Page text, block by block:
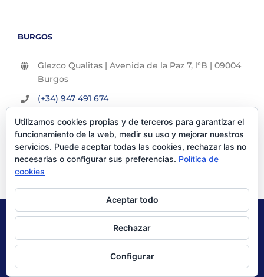
BURGOS
Glezco Qualitas | Avenida de la Paz 7, l°B | 09004
Burgos
(+34) 947 491 674
info@glezco.com
© Glezco Asesores y Consultores 2019 | Todos los derechos
Politica de Privacidad
X LinkedInYouTube
Utilizamos cookies propias y de terceros para garantizar el
funcionamiento de la web, medir su uso y mejorar nuestros
servicios. Puede aceptar todas las cookies, rechazar las no
necesarias o configurar sus preferencias. Política de
cookies
Aceptar todo
Rechazar
Configurar